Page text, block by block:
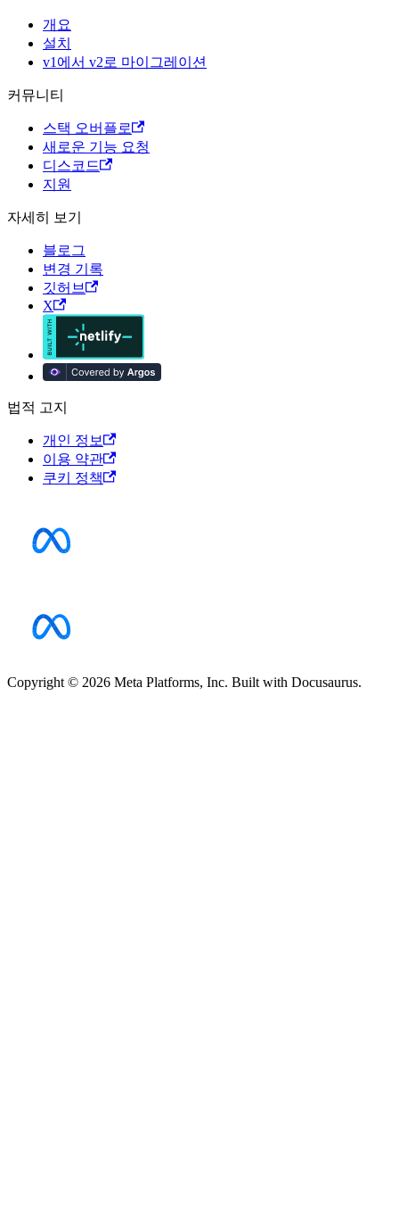
개요
설치
v1에서 v2로 마이그레이션
커뮤니티
스택 오버플로
새로운 기능 요청
디스코드
지원
자세히 보기
블로그
변경 기록
깃허브
X
법적 고지
개인 정보
이용 약관
쿠키 정책
Copyright © 2026 Meta Platforms, Inc. Built with Docusaurus.